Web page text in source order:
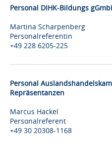
Personal DIHK-Bildungs
Martina Scharpenberg
Personalreferentin
+49 228 6205-225
Personal
Repräsentanzen
Marcus Hackel
Personalreferent
+49 30 20308-1168